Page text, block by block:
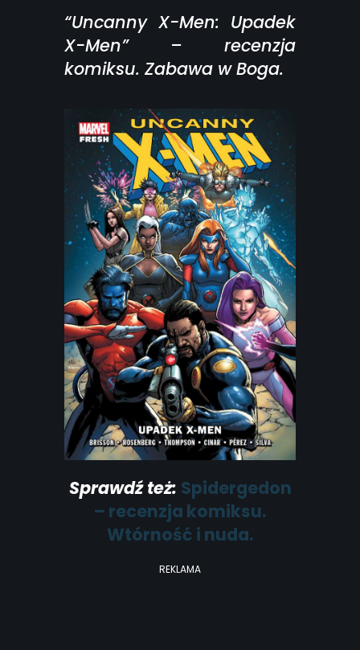
“Uncanny X-Men: Upadek
X-Men” – recenzja
komiksu. Zabawa w Boga.
Sprawdź też: Spidergedon
– recenzja komiksu.
Wtórność i nuda.
REKLAMA